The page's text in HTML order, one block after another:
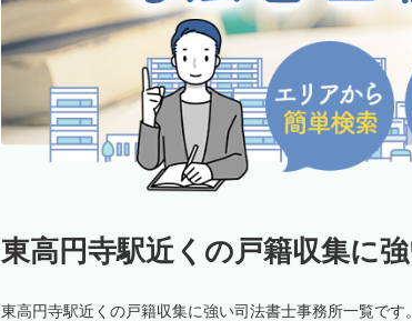
東高円寺駅近くの戸籍収集に
東高円寺駅近くの戸籍収集に強い司法書士事務所一覧で